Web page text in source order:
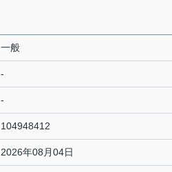
一般
-
-
104948412
2026年08月04日